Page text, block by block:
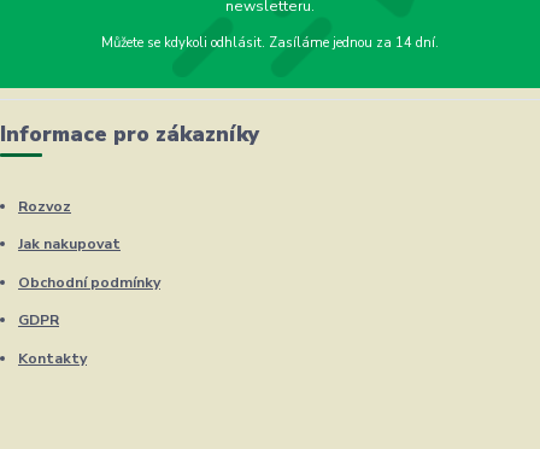
newsletteru.
Můžete se kdykoli odhlásit. Zasíláme jednou za 14 dní.
Informace pro zákazníky
Rozvoz
Jak nakupovat
Obchodní podmínky
GDPR
Kontakty